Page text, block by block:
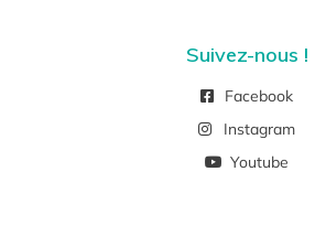
Suivez-nous !
Facebook
Instagram
Youtube